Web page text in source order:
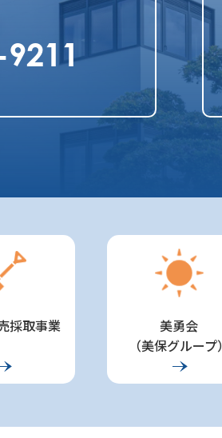
採取事業
美勇会
（美保グループ）